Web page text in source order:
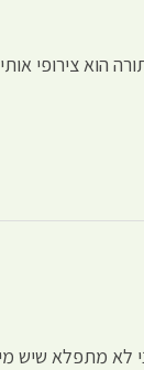
צירופי
מתפלא שיש